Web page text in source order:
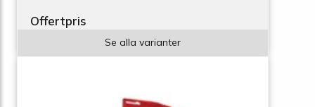
Offertpris
Se alla varianter